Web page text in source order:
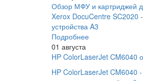
Обзор МФУ и картриджей
Xerox DocuCentre SC2020
устройства A3
Подробнее
01 августа
HP ColorLaserJet CM6040
HP ColorLaserJet CM6040